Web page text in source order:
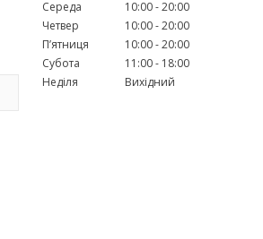
Середа
10:00 20:00
Четвер
10:00 20:00
Пʼятниця
10:00 20:00
Субота
11:00
18:00
Неділя
Вихідний